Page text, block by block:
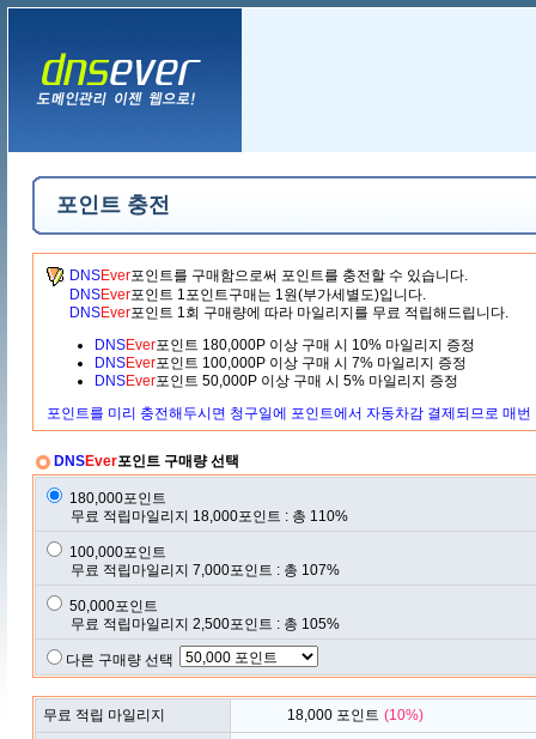
포인트 충전
DNSEver포인트를 구매함으로써 포인트를 충전할 수 있습니다.
DNSEver포인트 1포인트구매는 1원(부가세별도)입니다.
DNSEver포인트 1회 구매량에 따라 마일리지를 무료 적립해드립니다.
DNSEver포인트 180,000P 이상 구매 시 10% 마일리지 증정
DNSEver포인트 100,000P 이상 구매 시 7% 마일리지 증정
DNSEver포인트 50,000P 이상 구매 시 5% 마일리지 증정
포인트를 미리 충전해두시면 청구일에 포인트에서 자동차감 결제되므로 매
DNSEver포인트 구매량 선택
180,000포인트
무료 적립마일리지 18,000포인트 : 총 110%
100,000포인트
무료 적립마일리지 7,000포인트 : 총 107%
50,000포인트
무료 적립마일리지 2,500포인트 : 총 105%
다른 구매량 선택
무료 적립 마일리지 18,000 포인트 (10%)